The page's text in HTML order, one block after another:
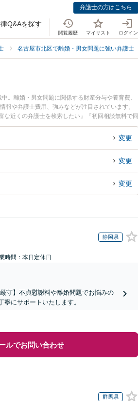
弁護士の方はこちら
Q&Aを探す
閲覧履歴 マイリスト ログイン
名古屋市北区で離婚・男女問題に強い弁護士
。離婚・男女問題に関係する財産分与や養育費、
や弁護士費用、強みなどが注目されています。
な近くの弁護士を検索したい』『初回相談無料で同
変更
変更
変更
静岡県
時間：本日定休日
守】不貞慰謝料や離婚問題でお悩みの
にサポートいたします。
ルでお問い合わせ
群馬県